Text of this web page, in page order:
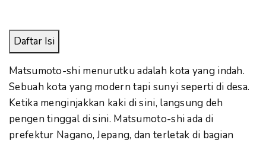
Daftar Isi
Matsumoto-shi menurutku adalah kota yang indah.
Sebuah kota yang modern tapi sunyi seperti di desa.
Ketika menginjakkan kaki di sini, langsung deh
pengen tinggal di sini. Matsumoto-shi ada di
prefektur Nagano, Jepang, dan terletak di bagian